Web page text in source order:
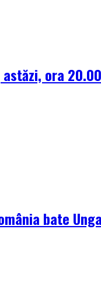
ora 20.00
bate